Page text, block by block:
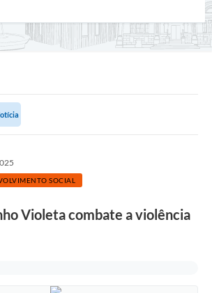
SOCIAL
Violeta combate a violência